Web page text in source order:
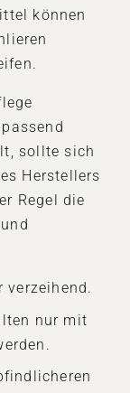
können
sollte sich
Herstellers
Regel die
verzeihend.
nur mit